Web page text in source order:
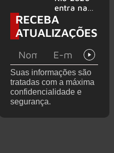
vivo são
anunciados
entra na
reta final
com
Cidade do
montagem
acelerada
e line-up
completo
confirmad
RECEBA
ATUALIZAÇÕES
Suas informações são
tratadas com a máxima
confidencialidade e
segurança.